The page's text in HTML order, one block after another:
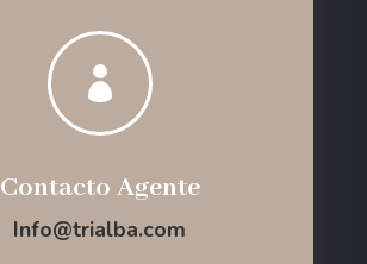

Contacto Agente
Info@trialba.com